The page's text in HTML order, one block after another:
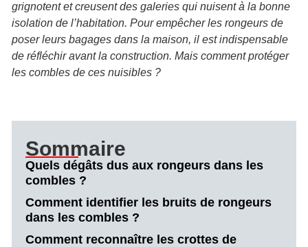
grignotent et creusent des galeries qui nuisent à la bonne
isolation de l’habitation. Pour empêcher les rongeurs de
poser leurs bagages dans la maison, il est indispensable
de réfléchir avant la construction. Mais comment protéger
les combles de ces nuisibles ?
Sommaire
Quels dégâts dus aux rongeurs dans les
combles ?
Comment identifier les bruits de rongeurs
dans les combles ?
Comment reconnaître les crottes de